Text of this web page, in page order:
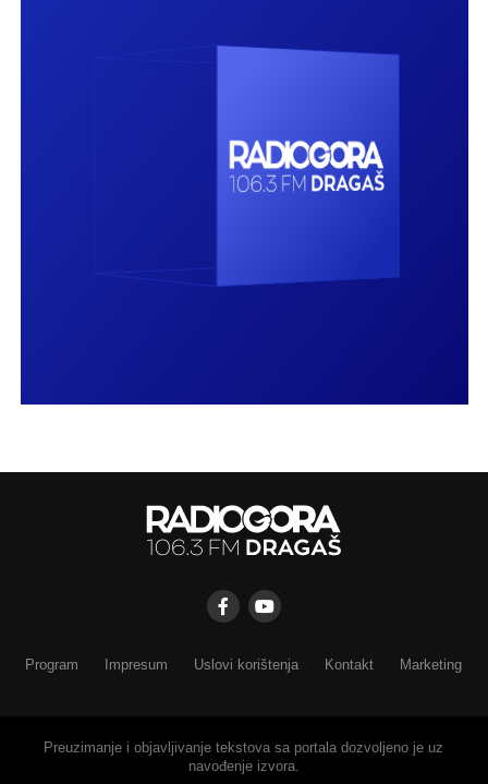
Program Impresum Uslovi korištenja Kontakt Marketing
Preuzimanje i objavljivanje tekstova sa portala dozvoljeno je uz
navođenje izvora.